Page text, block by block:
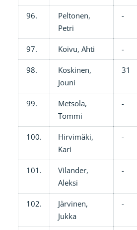
96.
Peltonen,
Petri
-
97. Koivu, Ahti -
98.
Koskinen,
Jouni
31
99.
Metsola,
Tommi
-
100.
Hirvimäki,
Kari
-
101.
Vilander,
Aleksi
-
102.
Järvinen,
Jukka
-